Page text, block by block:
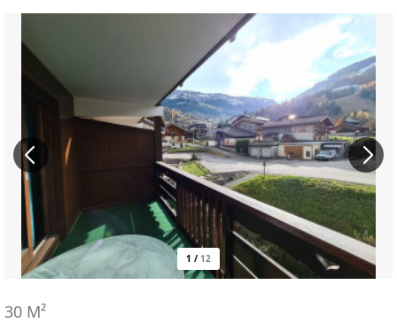
1 / 12
30 M²